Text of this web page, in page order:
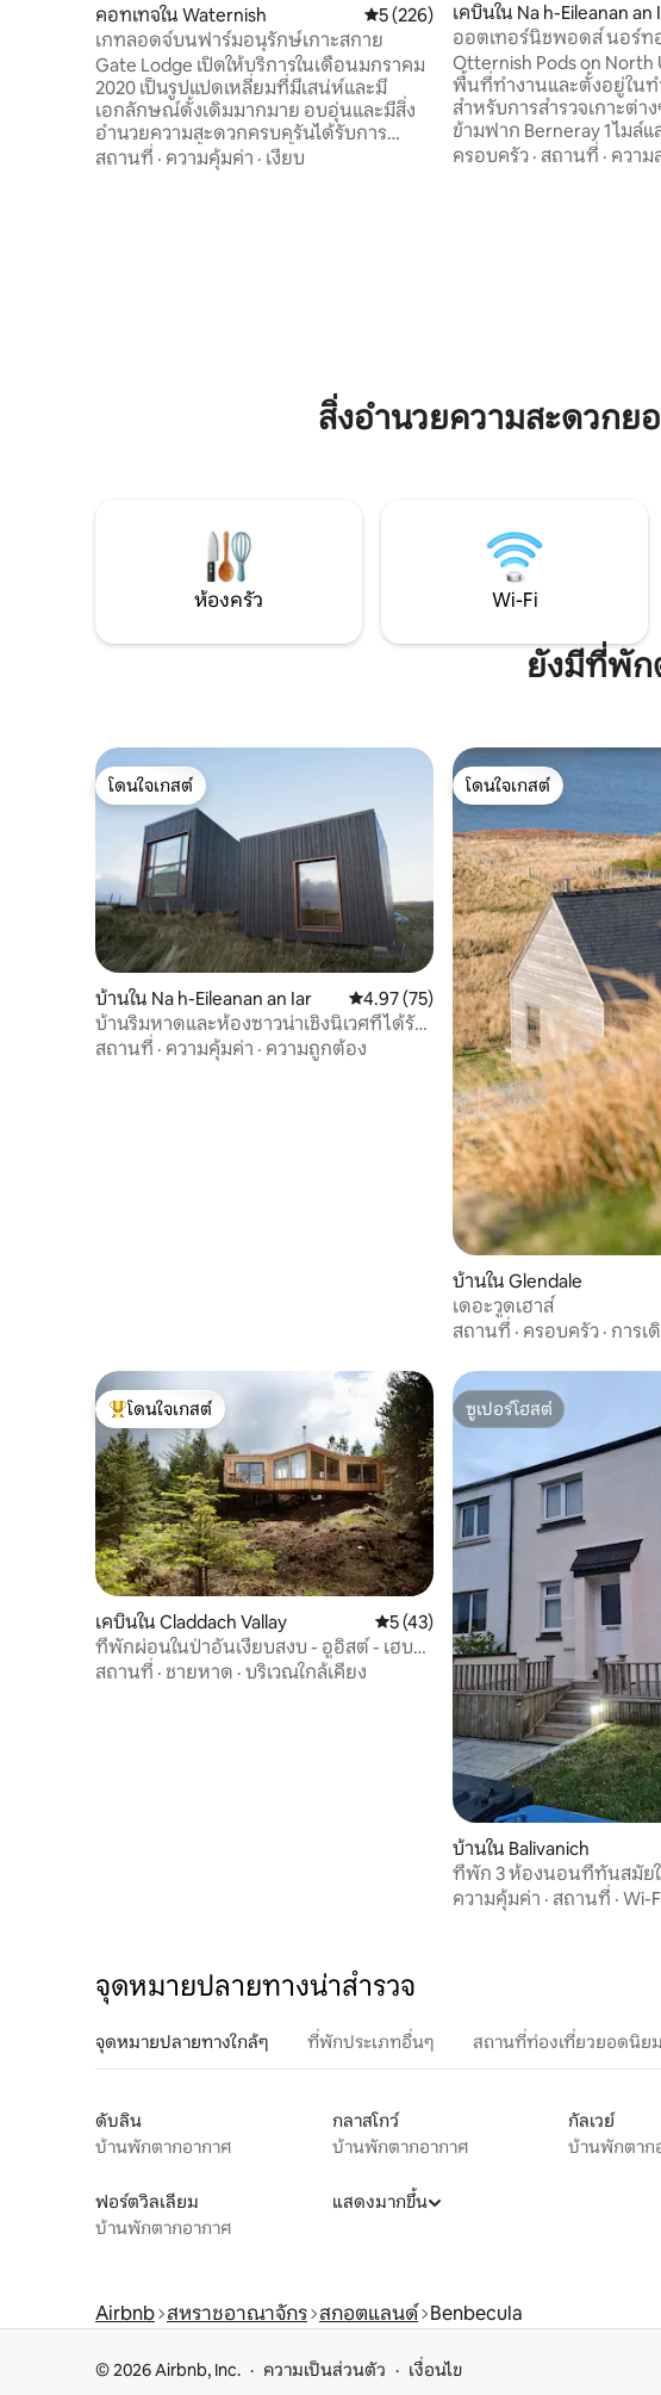
คอทเทจใน Waternish คะแนนเฉลี่ย 5 จาก 5, 226 รีวิว
5 (226)
เกทลอดจ์บนฟาร์มอนุรักษ์เกาะสกาย
Gate Lodge เปิดให้บริการในเดือนมกราคม
2020 เป็นรูปแปดเหลี่ยมที่มีเสน่ห์และมี
เอกลักษณ์ดั้งเดิมมากมาย อบอุ่นและมีสิ่ง
อำนวยความสะดวกครบครันได้รับการ
ปรับปรุงใหม่ทั้งหมดและตั้งอยู่ในบริเวณ
ฟาร์มอนุรักษ์ที่ใช้งานได้ ห้ามสูบบุหรี่เด็ด
สถานที่ · ความคุ้มค่า · เงียบ
เคบินใน Na h-Eileanan an
ออตเทอร์นิชพอดส์ นอร์ท
Otternish Pods on
พื้นที่ทำงานและตั้งอยู่ในท
สำหรับการสำรวจเกาะต่า
ข้ามฟาก Berneray 1 ไมล์
Lochmaddy 10 ไมล์ แต่ละพ็อดเป็นแบบเปิด
ครอบครัว · สถานที่ · ความ
สิ่งอำนวยความสะดวกย
ห้องครัว Wi-Fi
ยังมีที่พัก
โดนใจเกสต์
โดนใจเกสต์
บ้านใน Na h-Eileanan an Iar คะแนนเฉลี่ย 4.97 จาก 5, 75 รีวิว
4.97 (75)
บ้านริมหาดและห้องซาวน่าเชิงนิเวศที่ได้รับ
รางวัล
สถานที่ · ความคุ้มค่า · ความถูกต้อง
โดนใจเกสต์
โดนใจเกสต์
บ้านใน Glendale
เดอะวูดเฮาส์
สถานที่ · ครอบครัว · การเ
โดนใจเกสต์ที่สุด
โดนใจเกสต์
เคบินใน Claddach Vallay คะแนนเฉลี่ย 5 จาก 5, 43 รีวิว
5 (43)
ที่พักผ่อนในป่าอันเงียบสงบ - อูอิสต์ - เฮบริ
ดีสออเตอร์ - สแต็ก
สถานที่ · ชายหาด · บริเวณใกล้เคียง
ซูเปอร์โฮสต์
ซูเปอร์โฮสต์
บ้านใน Balivanich
ที่พัก 3 ห้องนอนที่ทันสมัยใ
ความคุ้มค่า · สถานที่ · Wi-
จุดหมายปลายทางน่าสำรวจ
จุดหมายปลายทางใกล้ๆ ที่พักประเภทอื่นๆ สถานที่ท่องเที่ยวยอดนิย
ดับลิน
บ้านพักตากอากาศ
กลาสโกว์
บ้านพักตากอากาศ
กัลเวย์
บ้านพักตาก
ฟอร์ตวิลเลียม
บ้านพักตากอากาศ
แสดงมากขึ้น
Airbnb สหราชอาณาจักร สกอตแลนด์ Benbecula
© 2026 Airbnb, Inc. ความเป็นส่วนตัว เงื่อนไข